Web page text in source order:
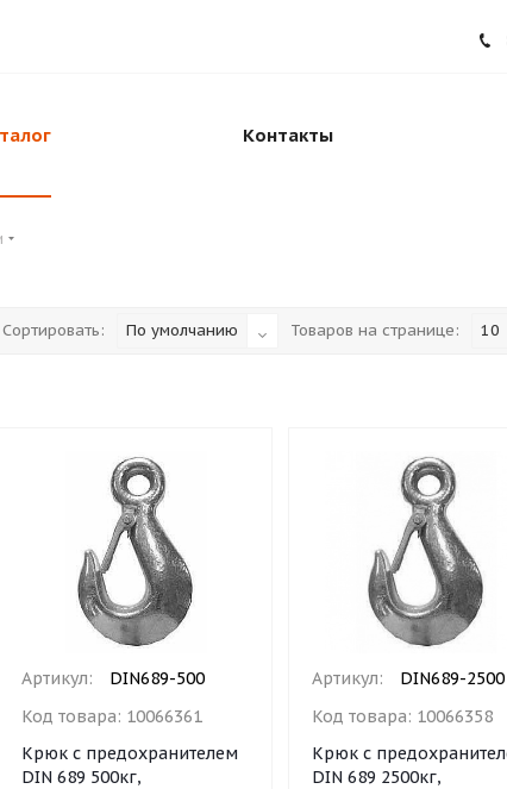
Контакты
Сортировать: По умолчанию Товаров на странице: 10
Артикул:
DIN689-500
Код товара: 10066361
Крюк с предохранителем
DIN 689 500кг,
Артикул:
DIN689-2500
Код товара: 10066358
Крюк с
DIN 689 2500кг,